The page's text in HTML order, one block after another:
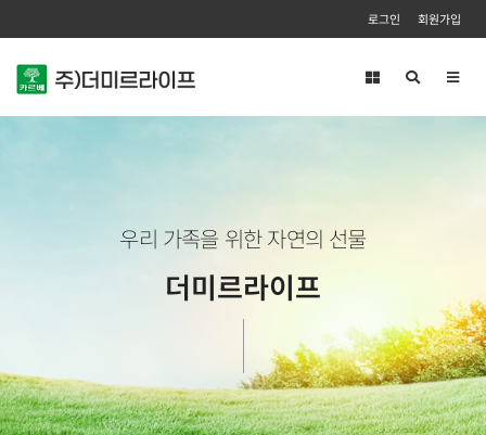
로그인 회원가입
우리 가족을 위한 자연의 선물
더미르라이프